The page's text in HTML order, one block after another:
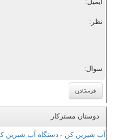
ایمیل:
نظر:
سوال:
دوستان مسترکار
آب شیرین کن - دستگاه آب شیرین